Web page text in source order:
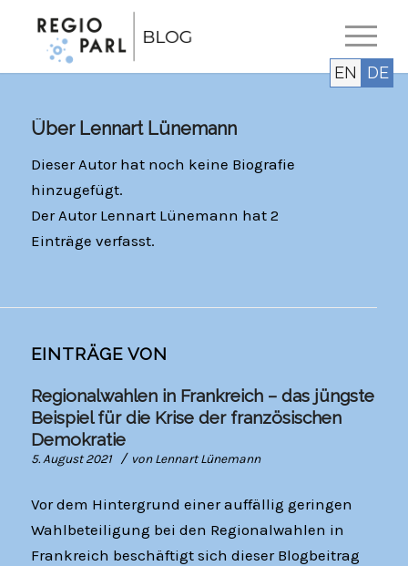
Über Lennart Lünemann
Dieser Autor hat noch keine Biografie
hinzugefügt.
Der Autor Lennart Lünemann hat 2
Einträge verfasst.
EINTRÄGE VON
Regionalwahlen in Frankreich – das jüngste
Beispiel für die Krise der französischen
Demokratie
5. August 2021 / vonLennart Lünemann
Vor dem Hintergrund einer auffällig geringen
Wahlbeteiligung bei den Regionalwahlen in
Frankreich beschäftigt sich dieser Blogbeitrag
EN DE